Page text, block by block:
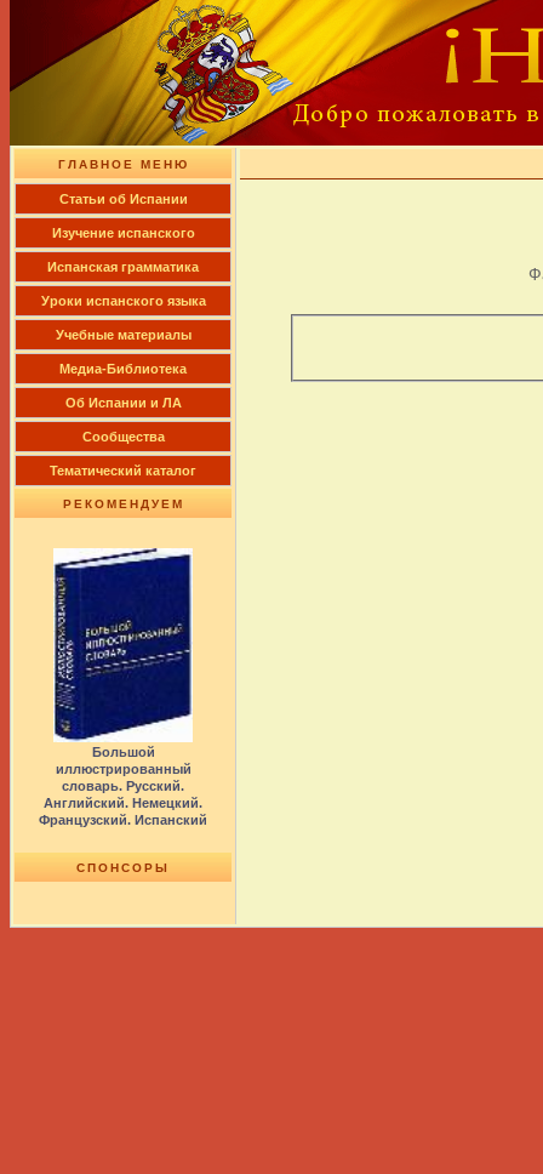
ГЛАВНОЕ МЕНЮ
Cтатьи об Испании
Изучение испанского
Испанская грамматика
Уроки испанского языка
Учебные материалы
Медиа-Библиотека
Об Испании и ЛА
Сообщества
Тематический каталог
РЕКОМЕНДУЕМ
Большой
иллюстрированный
словарь. Русский.
Английский. Немецкий.
Французский. Испанский
СПОНСОРЫ